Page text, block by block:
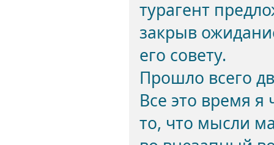
турагент
закрыв
его совету.
Прошло всего
Все это время
то, что мысли